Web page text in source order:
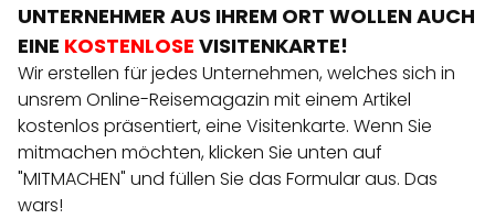
UNTERNEHMER AUS IHREM ORT WOLLEN AUCH
EINE KOSTENLOSE VISITENKARTE!
Wir erstellen für jedes Unternehmen, welches sich in
unsrem Online-Reisemagazin mit einem Artikel
kostenlos präsentiert, eine Visitenkarte. Wenn Sie
mitmachen möchten, klicken Sie unten auf
"MITMACHEN" und füllen Sie das Formular aus. Das
wars!